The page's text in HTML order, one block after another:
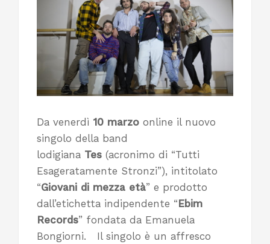
Da venerdì 10 marzo online il nuovo
singolo della band
lodigiana Tes (acronimo di “Tutti
Esageratamente Stronzi”), intitolato
“Giovani di mezza età” e prodotto
dall’etichetta indipendente “Ebim
Records” fondata da Emanuela
Bongiorni. Il singolo è un affresco